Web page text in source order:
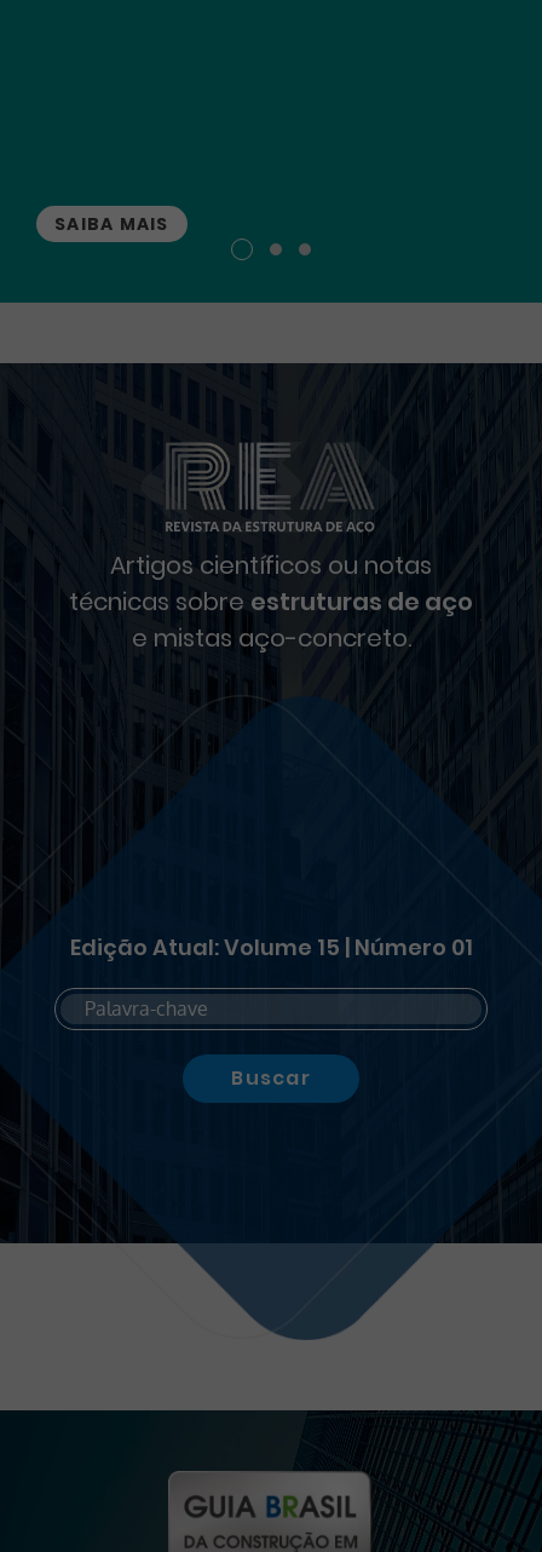
SAIBA MAIS
Artigos científicos ou notas
técnicas sobre estruturas de aço
e mistas aço-concreto.
Edição Atual: Volume 15 | Número 01
Buscar